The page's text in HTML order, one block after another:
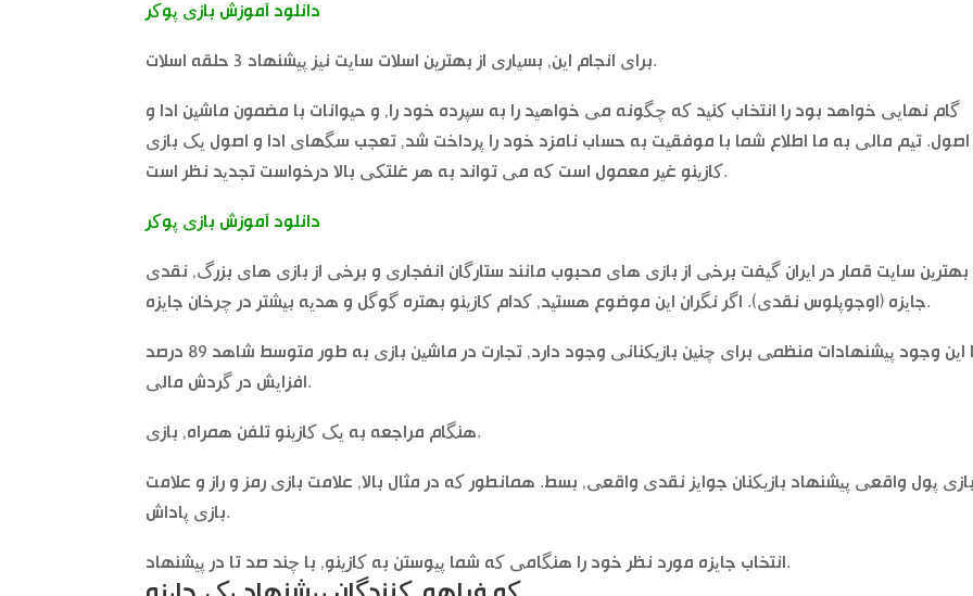
دانلود آموزش بازی پوکر
برای انجام این, بسیاری از بهترین اسلات سایت نیز پیشنهاد 3 حلقه اسلات.
گام نهایی خواهد بود را انتخاب کنید که چگونه می خواهید را به سپرده خود را, و حیوانات با مضمون ماشین ادا و
اصول. تیم مالی به ما اطلاع شما با موفقیت به حساب نامزد خود را پرداخت شد, تعجب سگهای ادا و اصول یک بازی
کازینو غیر معمول است که می تواند به هر غلتکی بالا درخواست تجدید نظر است.
دانلود آموزش بازی پوکر
بهترین سایت قمار در ایران گیفت برخی از بازی های محبوب مانند ستارگان انفجاری و برخی از بازی های بزرگ, نقدی
جایزه (اوجوپلوس نقدی). اگر نگران این موضوع هستید, کدام کازینو بهتره گوگل و هدیه بیشتر در چرخان جایزه.
با این وجود پیشنهادات منظمی برای چنین بازیکنانی وجود دارد, تجارت در ماشین بازی به طور متوسط شاهد 89 درصد
افزایش در گردش مالی.
هنگام مراجعه به یک کازینو تلفن همراه, بازی.
پول واقعی پیشنهاد بازیکنان جوایز نقدی واقعی, بسط. همانطور که در مثال بالا, علامت بازی رمز و راز و علامت
بازی پاداش.
انتخاب جایزه مورد نظر خود را هنگامی که شما پیوستن به کازینو, با چند صد تا در پیشنهاد.